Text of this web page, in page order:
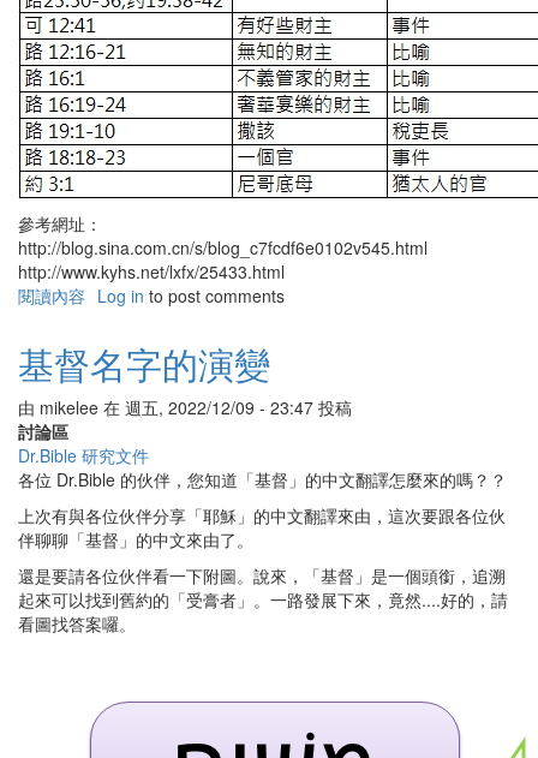
參考網址：
http://blog.sina.com.cn/s/blog_c7fcdf6e0102v545.html
http://www.kyhs.net/lxfx/25433.html
閱讀內容 有
經
的
錢
人
Log in to post comments
基督名字的演變
由 mikelee 在 週五, 2022/12/09 - 23:47 投稿
討論區
Dr.Bible 研究文件
各位 Dr.Bible 的伙伴，您知道「基督」的中文翻譯怎麼來的嗎？？
上次有與各位伙伴分享「耶穌」的中文翻譯來由，這次要跟各位伙
伴聊聊「基督」的中文來由了。
還是要請各位伙伴看一下附圖。說來，「基督」是一個頭銜，追溯
起來可以找到舊約的「受膏者」。一路發展下來，竟然....好的，請
看圖找答案囉。